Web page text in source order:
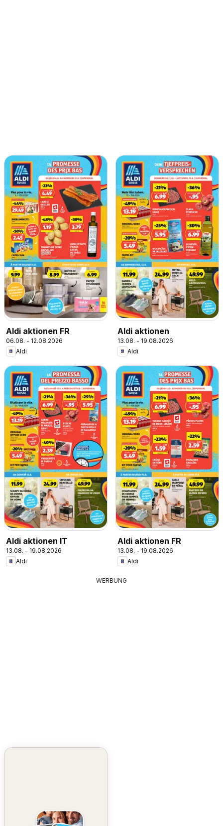
Aldi aktionen FR
06.08. - 12.08.2026
Aldi
Aldi aktionen
13.08. - 19.08.2026
Aldi
Aldi aktionen IT
13.08. - 19.08.2026
Aldi
Aldi aktionen FR
13.08. - 19.08.2026
Aldi
WERBUNG